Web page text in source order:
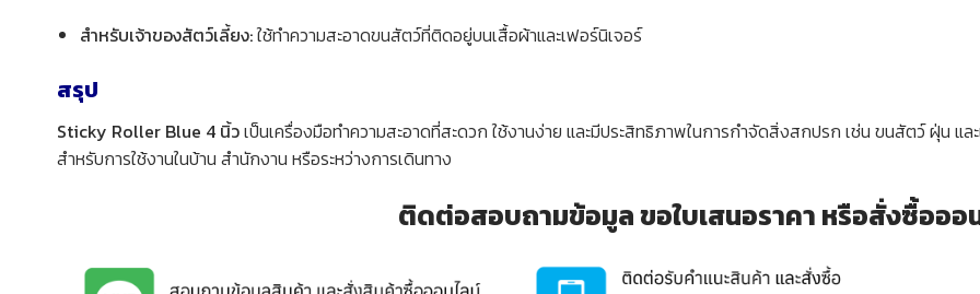
สำหรับเจ้าของสัตว์เลี้ยง:ใช้ทำความสะอาดขนสัตว์ที่ติดอยู่บนเสื้อผ้าและเฟอร์นิเจอร์
สรุป
Sticky Roller Blue 4 นิ้วเป็นเครื่องมือทำความสะอาดที่สะดวก ใช้งานง่าย และมีประสิทธิภาพในการกำจัดสิ่งสกปรก เช่น ขนสัตว์ ฝุ่น แ
สำหรับการใช้งานในบ้าน สำนักงาน หรือระหว่างการเดินทาง
ติดต่อสอบถามข้อมูล ขอใบเสนอราคา หรือสั่งซื้อออ